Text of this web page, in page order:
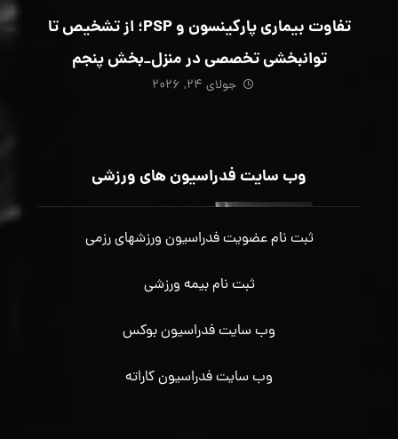
تفاوت بیماری پارکینسون و PSP؛ از تشخیص تا
توانبخشی تخصصی در منزل_بخش پنجم
جولای ۲۴, ۲۰۲۶
وب سایت فدراسیون های ورزشی
ثبت نام عضویت فدراسیون ورزشهای رزمی
ثبت نام بیمه ورزشی
وب سایت فدراسیون بوکس
وب سایت فدراسیون کاراته